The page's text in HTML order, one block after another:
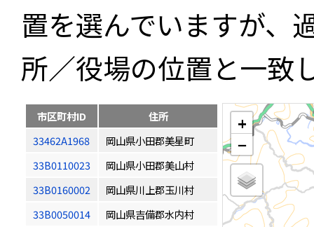
置を選んでいますが、
所／役場の位置と一致
市区町村ID
住所
33462A1968
岡山県小田郡美星町
33B0110023
岡山県小田郡美山村
33B0160002
岡山県川上郡玉川村
33B0050014
岡山県吉備郡水内村
+
−